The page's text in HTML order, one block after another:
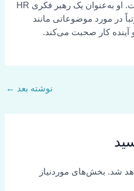
زمینه منابع انسانی متخصص است. او به‌عنوان یک رهبر فکری HR
مانند
←
موردنیاز